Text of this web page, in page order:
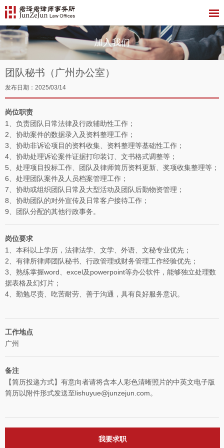
加入我们
团队秘书（广州办公室）
发布日期：2025/03/14
岗位职责
1、负责团队日常法律及行政辅助性工作；
2、协助案件的数据录入及资料整理工作；
3、协助非诉讼项目的资料收集、资料整理等基础性工作；
4、协助处理诉讼案件证据打印装订、文书格式调整等；
5、处理项目投标工作、团队及律师简历资料更新、奖项收集整理等；
6、处理团队案件及人员档案管理工作；
7、协助或组织团队日常及大型活动及团队后勤物资管理；
8、协助团队的对外宣传及日常客户接待工作；
9、团队分配的其他行政事务。
岗位要求
1、本科以上学历，法律法学、文学、外语、文秘专业优先；
2、有律所律师团队秘书、行政管理或财务管理工作经验优先；
3、熟练掌握word、excel及powerpoint等办公软件，能够独立处理数
据表格及幻灯片；
4、勤勉尽责、吃苦耐劳、善于沟通，具有良好服务意识。
工作地点
广州
备注
【简历投递方式】有意向者请将含本人彩色清晰照片的中英文电子版
简历以附件形式发送至lishuyue@junzejun.com。
我要求职